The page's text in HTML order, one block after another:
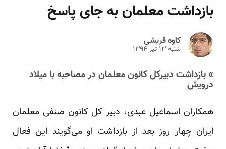
بازداشت معلمان به جای پاسخ
کاوه قریشی
شنبه ۱۳ تير ۱۳۹۴
» بازداشت دبیرکل کانون معلمان در مصاحبه با میلاد
درویش
همکاران اسماعیل عبدی، دبیر کل کانون صنفی معلمان
ایران چهار روز بعد از بازداشت او می‌گویند این فعال